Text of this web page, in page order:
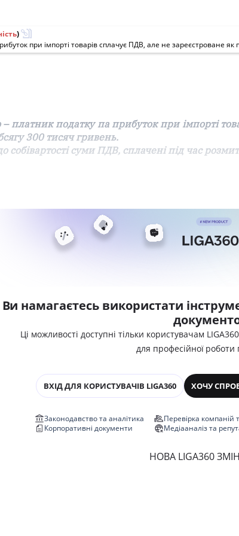
)
– платник податку па прибуток при імпорті
300 тисяч гривень.
суми ПДВ, сплачені під час
Ви намагаєтесь використати
Ці можливості доступні тільки користувачам
для професійної
ВХІД ДЛЯ КОРИСТУВАЧІВ LIGA360 ХОЧУ
Законодавство та аналітика
Корпоративні документи
Перевірка компаній
Медіааналіз та
НОВА LIGA360